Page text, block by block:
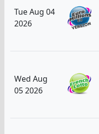
Tue Aug 04
2026
Wed Aug
05 2026